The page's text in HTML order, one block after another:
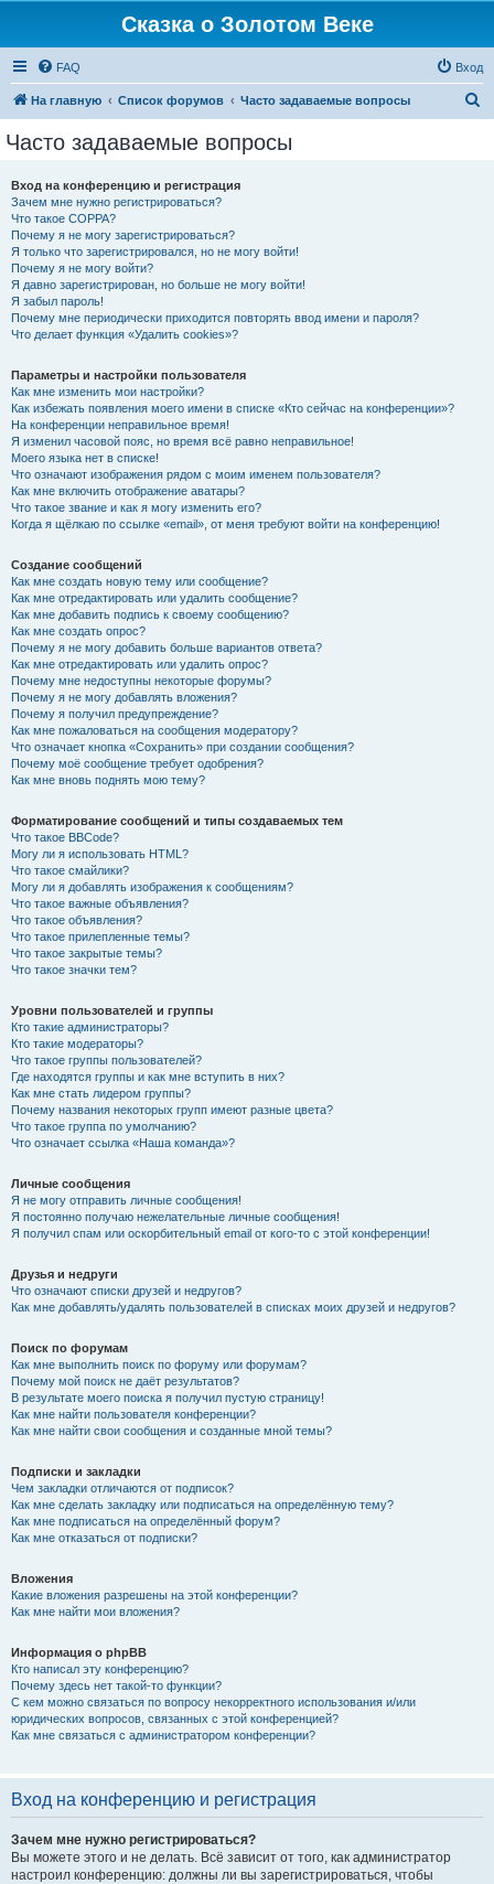
Сказка о Золотом Веке
FAQ Вход
На главную Список форумов Часто задаваемые вопросы
Часто задаваемые вопросы
Вход на конференцию и регистрация
Зачем мне нужно регистрироваться?
Что такое COPPA?
Почему я не могу зарегистрироваться?
Я только что зарегистрировался, но не могу войти!
Почему я не могу войти?
Я давно зарегистрирован, но больше не могу войти!
Я забыл пароль!
Почему мне периодически приходится повторять ввод имени и пароля?
Что делает функция «Удалить cookies»?
Параметры и настройки пользователя
Как мне изменить мои настройки?
Как избежать появления моего имени в списке «Кто сейчас на конференции»?
На конференции неправильное время!
Я изменил часовой пояс, но время всё равно неправильное!
Моего языка нет в списке!
Что означают изображения рядом с моим именем пользователя?
Как мне включить отображение аватары?
Что такое звание и как я могу изменить его?
Когда я щёлкаю по ссылке «email», от меня требуют войти на конференцию!
Создание сообщений
Как мне создать новую тему или сообщение?
Как мне отредактировать или удалить сообщение?
Как мне добавить подпись к своему сообщению?
Как мне создать опрос?
Почему я не могу добавить больше вариантов ответа?
Как мне отредактировать или удалить опрос?
Почему мне недоступны некоторые форумы?
Почему я не могу добавлять вложения?
Почему я получил предупреждение?
Как мне пожаловаться на сообщения модератору?
Что означает кнопка «Сохранить» при создании сообщения?
Почему моё сообщение требует одобрения?
Как мне вновь поднять мою тему?
Форматирование сообщений и типы создаваемых тем
Что такое BBCode?
Могу ли я использовать HTML?
Что такое смайлики?
Могу ли я добавлять изображения к сообщениям?
Что такое важные объявления?
Что такое объявления?
Что такое прилепленные темы?
Что такое закрытые темы?
Что такое значки тем?
Уровни пользователей и группы
Кто такие администраторы?
Кто такие модераторы?
Что такое группы пользователей?
Где находятся группы и как мне вступить в них?
Как мне стать лидером группы?
Почему названия некоторых групп имеют разные цвета?
Что такое группа по умолчанию?
Что означает ссылка «Наша команда»?
Личные сообщения
Я не могу отправить личные сообщения!
Я постоянно получаю нежелательные личные сообщения!
Я получил спам или оскорбительный email от кого-то с этой конференции!
Друзья и недруги
Что означают списки друзей и недругов?
Как мне добавлять/удалять пользователей в списках моих друзей и недругов?
Поиск по форумам
Как мне выполнить поиск по форуму или форумам?
Почему мой поиск не даёт результатов?
В результате моего поиска я получил пустую страницу!
Как мне найти пользователя конференции?
Как мне найти свои сообщения и созданные мной темы?
Подписки и закладки
Чем закладки отличаются от подписок?
Как мне сделать закладку или подписаться на определённую тему?
Как мне подписаться на определённый форум?
Как мне отказаться от подписки?
Вложения
Какие вложения разрешены на этой конференции?
Как мне найти мои вложения?
Информация о phpBB
Кто написал эту конференцию?
Почему здесь нет такой-то функции?
С кем можно связаться по вопросу некорректного использования и/или
юридических вопросов, связанных с этой конференцией?
Как мне связаться с администратором конференции?
Вход на конференцию и регистрация
Зачем мне нужно регистрироваться?
Вы можете этого и не делать. Всё зависит от того, как администратор
настроил конференцию: должны ли вы зарегистрироваться, чтобы